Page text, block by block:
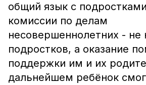
общий язык с
комиссии по делам
несовершеннолетних - не
подростков, а оказание
поддержки им и их
дальнейшем ребёнок